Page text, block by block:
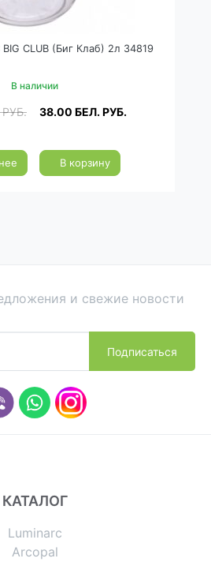
BIG CLUB (Биг Клаб) 2л 34819
В наличии
РУБ. 38.00 БЕЛ. РУБ.
В корзину
и свежие новости
КАТАЛОГ
Luminarc
Arcopal